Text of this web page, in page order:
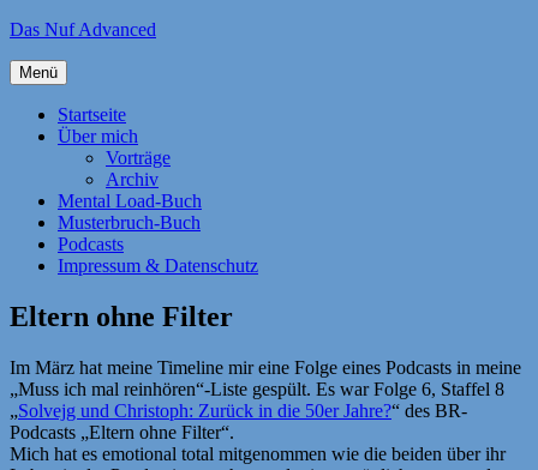
Zum
springen
Das Nuf Advanced
Menü
Startseite
Über mich
Vorträge
Archiv
Mental Load-Buch
Musterbruch-Buch
Podcasts
Impressum & Datenschutz
Eltern ohne Filter
Im März hat meine Timeline mir eine Folge eines Podcasts in meine
„Muss ich mal reinhören“-Liste gespült. Es war Folge 6, Staffel 8
„Solvejg und Christoph: Zurück in die 50er Jahre?“ des BR-
Podcasts „Eltern ohne Filter“.
Mich hat es emotional total mitgenommen wie die beiden über ihr